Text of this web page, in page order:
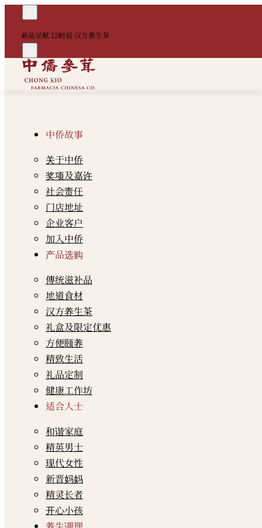
新品呈献 12时辰 汉方养生茶
中侨故事
关于中侨
奖项及嘉许
社会责任
门店地址
企业客户
加入中侨
产品选购
傳统滋补品
地道食材
汉方养生茶
礼盒及限定优惠
方便颐养
精致生活
礼品定制
健康工作坊
适合人士
和谐家庭
精英男士
现代女性
新晋妈妈
精灵长者
开心小孩